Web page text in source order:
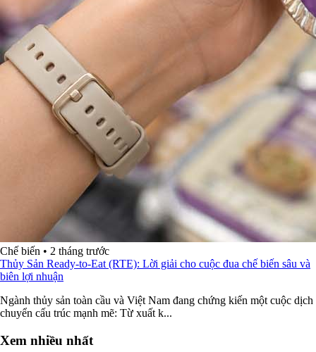
Chế biến • 2 tháng trước
Thủy Sản Ready-to-Eat (RTE): Lời giải cho cuộc đua chế biến sâu và
biên lợi nhuận
Ngành thủy sản toàn cầu và Việt Nam đang chứng kiến một cuộc dịch
chuyển cấu trúc mạnh mẽ: Từ xuất k...
Xem nhiều nhất